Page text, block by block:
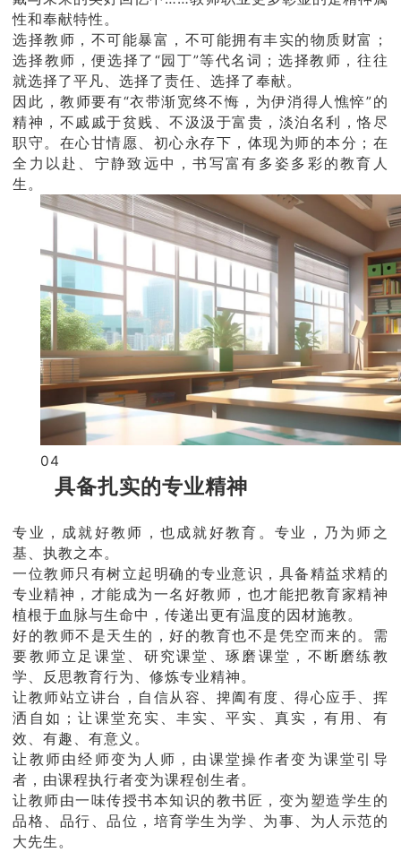
性和奉献特性。
选择教师，不可能暴富，不可能拥有丰实的物质财富；
选择教师，便选择了“园丁”等代名词；选择教师，往往
就选择了平凡、选择了责任、选择了奉献。
因此，教师要有“衣带渐宽终不悔，为伊消得人憔悴”的
精神，不戚戚于贫贱、不汲汲于富贵，淡泊名利，恪尽
职守。在心甘情愿、初心永存下，体现为师的本分；在
全力以赴、宁静致远中，书写富有多姿多彩的教育人
生。
04
具备扎实的专业精神
专业，成就好教师，也成就好教育。专业，乃为师之
基、执教之本。
一位教师只有树立起明确的专业意识，具备精益求精的
专业精神，才能成为一名好教师，也才能把教育家精神
植根于血脉与生命中，传递出更有温度的因材施教。
好的教师不是天生的，好的教育也不是凭空而来的。需
要教师立足课堂、研究课堂、琢磨课堂，不断磨练教
学、反思教育行为、修炼专业精神。
让教师站立讲台，自信从容、捭阖有度、得心应手、挥
洒自如；让课堂充实、丰实、平实、真实，有用、有
效、有趣、有意义。
让教师由经师变为人师，由课堂操作者变为课堂引导
者，由课程执行者变为课程创生者。
让教师由一味传授书本知识的教书匠，变为塑造学生的
品格、品行、品位，培育学生为学、为事、为人示范的
大先生。